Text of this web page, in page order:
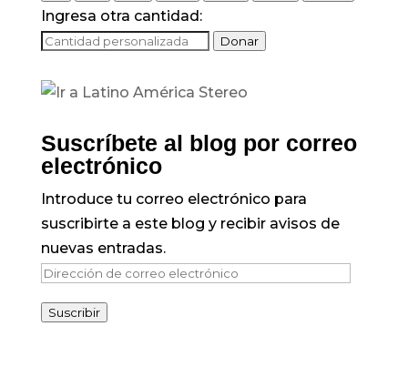
Ingresa otra cantidad:
Donar
Suscríbete al blog por correo
electrónico
Introduce tu correo electrónico para
suscribirte a este blog y recibir avisos de
nuevas entradas.
Dirección
correo
Suscribir